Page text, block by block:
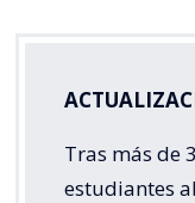
Tras más de
estudiantes